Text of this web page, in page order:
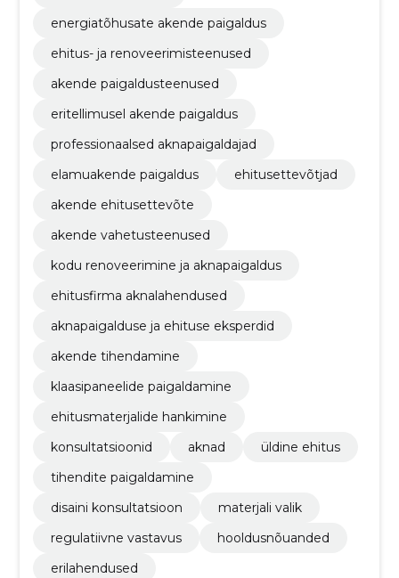
energiatõhusate akende paigaldus
ehitus- ja renoveerimisteenused
akende paigaldusteenused
eritellimusel akende paigaldus
professionaalsed aknapaigaldajad
elamuakende paigaldus
ehitusettevõtjad
akende ehitusettevõte
akende vahetusteenused
kodu renoveerimine ja aknapaigaldus
ehitusfirma aknalahendused
aknapaigalduse ja ehituse eksperdid
akende tihendamine
klaasipaneelide paigaldamine
ehitusmaterjalide hankimine
konsultatsioonid
aknad
üldine ehitus
tihendite paigaldamine
disaini konsultatsioon
materjali valik
regulatiivne vastavus
hooldusnõuanded
erilahendused